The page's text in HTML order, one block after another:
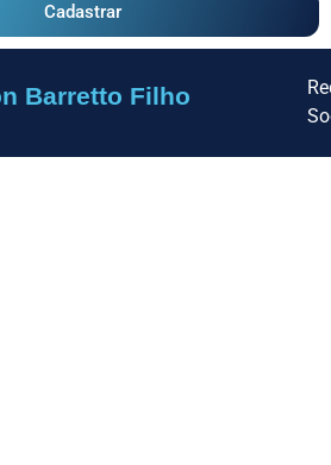
Cadastrar
Barretto Filho